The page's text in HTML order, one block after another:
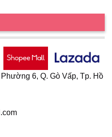
có
được
trên
6, Q. Gò Vấp, Tp. Hồ